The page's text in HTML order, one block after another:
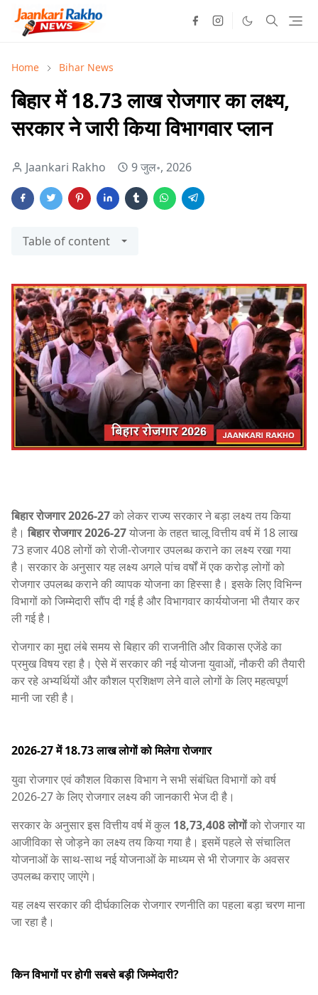
Home Bihar News
बिहार में 18.73 लाख रोजगार का लक्ष्य,
सरकार ने जारी किया विभागवार प्लान
Jaankari Rakho 9 जुल॰, 2026
Table of content
बिहार रोजगार 2026-27को लेकर राज्य सरकार ने बड़ा लक्ष्य तय किया
है।बिहार रोजगार 2026-27योजना के तहत चालू वित्तीय वर्ष में 18 लाख
73 हजार 408 लोगों को रोजी-रोजगार उपलब्ध कराने का लक्ष्य रखा गया
है। सरकार के अनुसार यह लक्ष्य अगले पांच वर्षों में एक करोड़ लोगों को
रोजगार उपलब्ध कराने की व्यापक योजना का हिस्सा है। इसके लिए विभिन्न
विभागों को जिम्मेदारी सौंप दी गई है और विभागवार कार्ययोजना भी तैयार कर
ली गई है।
रोजगार का मुद्दा लंबे समय से बिहार की राजनीति और विकास एजेंडे का
प्रमुख विषय रहा है। ऐसे में सरकार की नई योजना युवाओं, नौकरी की तैयारी
कर रहे अभ्यर्थियों और कौशल प्रशिक्षण लेने वाले लोगों के लिए महत्वपूर्ण
मानी जा रही है।
2026-27 में 18.73 लाख लोगों को मिलेगा रोजगार
युवा रोजगार एवं कौशल विकास विभाग ने सभी संबंधित विभागों को वर्ष
2026-27 के लिए रोजगार लक्ष्य की जानकारी भेज दी है।
सरकार के अनुसार इस वित्तीय वर्ष में कुल 18,73,408 लोगोंको रोजगार या
आजीविका से जोड़ने का लक्ष्य तय किया गया है। इसमें पहले से संचालित
योजनाओं के साथ-साथ नई योजनाओं के माध्यम से भी रोजगार के अवसर
उपलब्ध कराए जाएंगे।
यह लक्ष्य सरकार की दीर्घकालिक रोजगार रणनीति का पहला बड़ा चरण माना
जा रहा है।
किन विभागों पर होगी सबसे बड़ी जिम्मेदारी?